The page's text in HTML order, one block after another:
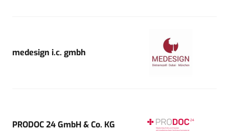
medesign i.c. gmbh
PRODOC 24 GmbH & Co. KG